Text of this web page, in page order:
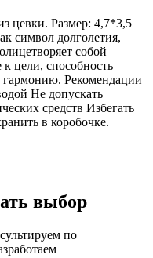
цевки. Размер: 4,7*3,5
символ долголетия,
собой
цели, способность
гармонию. Рекомендации
Не допускать
средств Избегать
в коробочке.
выбор
по